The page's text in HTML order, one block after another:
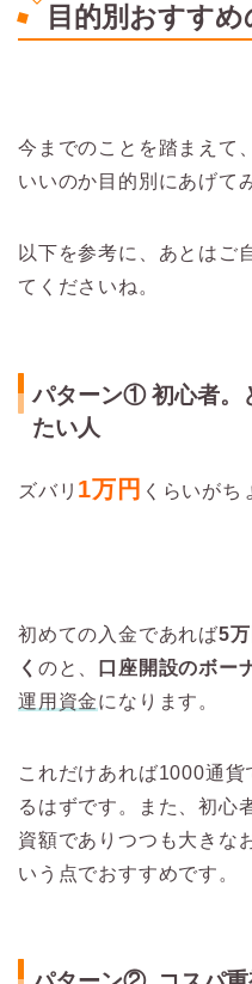
目的別おすす
今までのことを踏まえて
いいのか目的別にあげて
以下を参考に、あとはご
てくださいね。
パターン① 初心者。
たい人
ズバリ 1万円 くらいがち
初めての入金であれば5
く のと、 口座開設のボー
運用資金になります。
これだけあれば1000通
るはずです。また、初心
資額でありつつも大きな
いう点でおすすめです。